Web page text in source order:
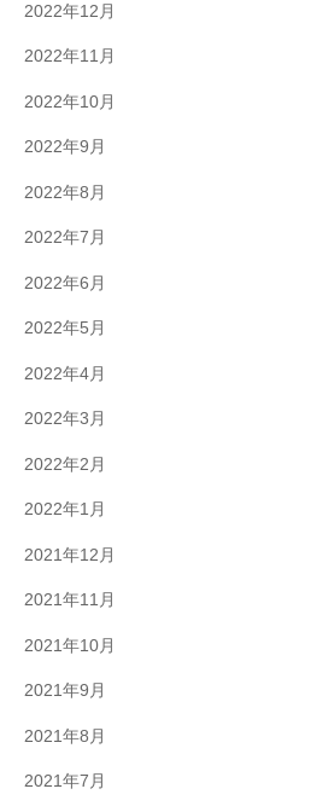
2022年12月
2022年11月
2022年10月
2022年9月
2022年8月
2022年7月
2022年6月
2022年5月
2022年4月
2022年3月
2022年2月
2022年1月
2021年12月
2021年11月
2021年10月
2021年9月
2021年8月
2021年7月